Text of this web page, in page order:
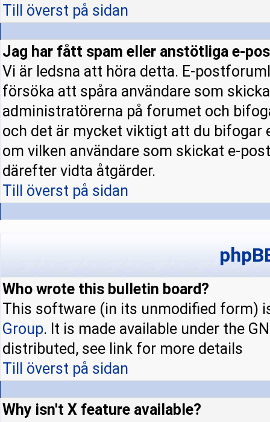
Till överst på sidan
Jag har fått spam eller anstötliga e-
Vi är ledsna att höra detta. E-
försöka att spåra användare som
administratörerna på forumet och
och det är mycket viktigt att du bifogar
om vilken användare som skickat e-
därefter vidta åtgärder.
Till överst på sidan
Who wrote this bulletin board?
This software (in its unmodified form)
Group. It is made available under the
distributed, see link for more details
Till överst på sidan
Why isn't X feature available?